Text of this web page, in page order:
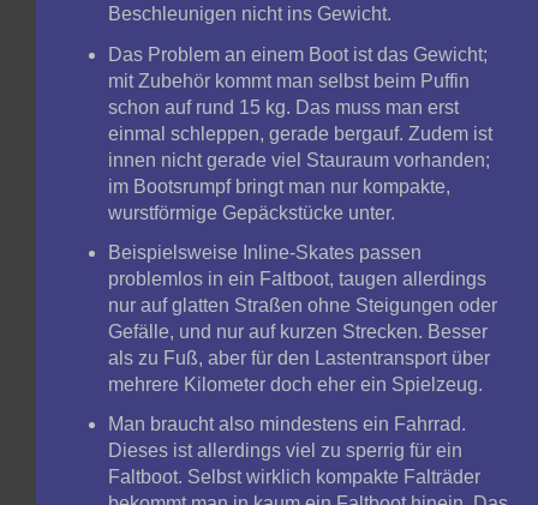
Beschleunigen nicht ins Gewicht.
Das Problem an einem Boot ist das Gewicht;
mit Zubehör kommt man selbst beim Puffin
schon auf rund 15 kg. Das muss man erst
einmal schleppen, gerade bergauf. Zudem ist
innen nicht gerade viel Stauraum vorhanden;
im Bootsrumpf bringt man nur kompakte,
wurstförmige Gepäckstücke unter.
Beispielsweise Inline-Skates passen
problemlos in ein Faltboot, taugen allerdings
nur auf glatten Straßen ohne Steigungen oder
Gefälle, und nur auf kurzen Strecken. Besser
als zu Fuß, aber für den Lastentransport über
mehrere Kilometer doch eher ein Spielzeug.
Man braucht also mindestens ein Fahrrad.
Dieses ist allerdings viel zu sperrig für ein
Faltboot. Selbst wirklich kompakte Falträder